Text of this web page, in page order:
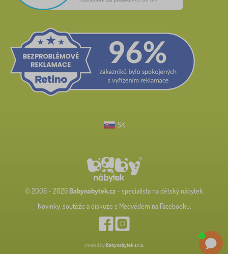
SK
© 2008 - 2026 Babynabytek.cz- specialista na dětský nábytek
Novinky, soutěže a diskuze s Medvědem na Facebooku.
created by Babynabytek s.r.o.